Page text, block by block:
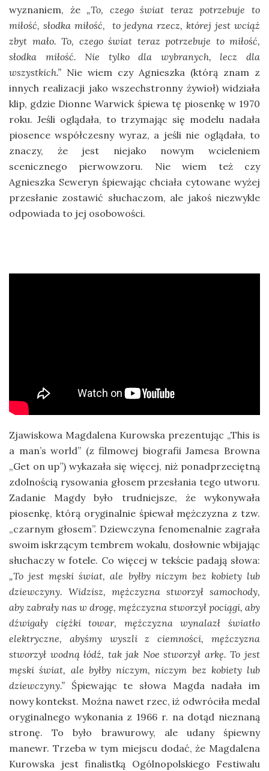
wyznaniem, że„To, czego świat teraz potrzebuje to
miłość, słodka miłość, to jedyna rzecz, której jest wciąż
zbyt mało. To, czego świat teraz potrzebuje to miłość,
słodka miłość. Nie tylko dla wybranych, lecz dla
wszystkich.” Nie wiem czy Agnieszka (którą znam z
innych realizacji jako wszechstronny żywioł) widziała
klip, gdzie Dionne Warwick śpiewa tę piosenkę w 1970
roku. Jeśli oglądała, to trzymając się modelu nadała
piosence współczesny wyraz, a jeśli nie oglądała, to
znaczy, że jest niejako nowym wcieleniem
scenicznego pierwowzoru. Nie wiem też czy
Agnieszka Seweryn śpiewając chciała cytowane wyżej
przesłanie zostawić słuchaczom, ale jakoś niezwykle
odpowiada to jej osobowości.
Zjawiskowa Magdalena Kurowska prezentując „This is
a man’s world” (z filmowej biografii Jamesa Browna
„Get on up”) wykazała się więcej, niż ponadprzeciętną
zdolnością rysowania głosem przesłania tego utworu.
Zadanie Magdy było trudniejsze, że wykonywała
piosenkę, którą oryginalnie śpiewał mężczyzna z tzw.
„czarnym głosem”. Dziewczyna fenomenalnie zagrała
swoim iskrzącym tembrem wokalu, dosłownie wbijając
słuchaczy w fotele. Co więcej w tekście padają słowa:
„To jest męski świat, ale byłby niczym bez kobiety lub
dziewczyny. Widzisz, mężczyzna stworzył samochody,
aby zabrały nas w drogę, mężczyzna stworzył pociągi, aby
dźwigały ciężki towar, mężczyzna wynalazł światło
elektryczne, abyśmy wyszli z ciemności, mężczyzna
stworzył wodną łódź, tak jak Noe stworzył arkę. To jest
męski świat, ale byłby niczym, niczym bez kobiety lub
dziewczyny.” Śpiewając te słowa Magda nadała im
nowy kontekst. Można nawet rzec, iż odwróciła medal
oryginalnego wykonania z 1966 r. na dotąd nieznaną
stronę. To było brawurowy, ale udany śpiewny
manewr. Trzeba w tym miejscu dodać, że Magdalena
Kurowska jest finalistką Ogólnopolskiego Festiwalu